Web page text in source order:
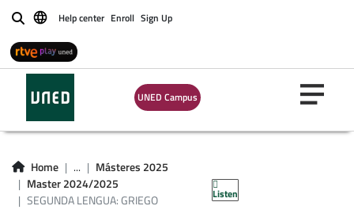
BuscarHelp center Enroll Sign Up
UNED Campus
Home ...
Másteres 2025
Master 2024/2025
SEGUNDA LENGUA: GRIEGO
Listen
SEGUNDA LENGUA:
GRIEGO